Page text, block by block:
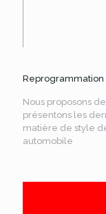
Reprogrammation
Nous proposons
présentons les
matière de style
automobile